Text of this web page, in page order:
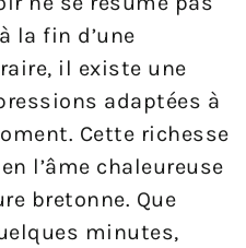
la fin d’une
il existe une
adaptées à
Cette richesse
l’âme chaleureuse
bretonne. Que
minutes,